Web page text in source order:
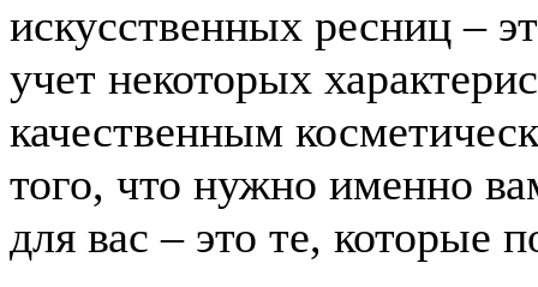
искусственных ресниц –
учет некоторых
качественным
того, что нужно именно
для вас – это те, которые